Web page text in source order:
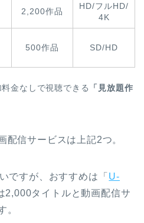
2,200作品
HD/フルHD/
4K
500作品 SD/HD
金なしで視聴できる
「見放題作
配信サービスは上記2つ。
ですが、おすすめは「 U-
2,000タイトルと動画配信サ
。